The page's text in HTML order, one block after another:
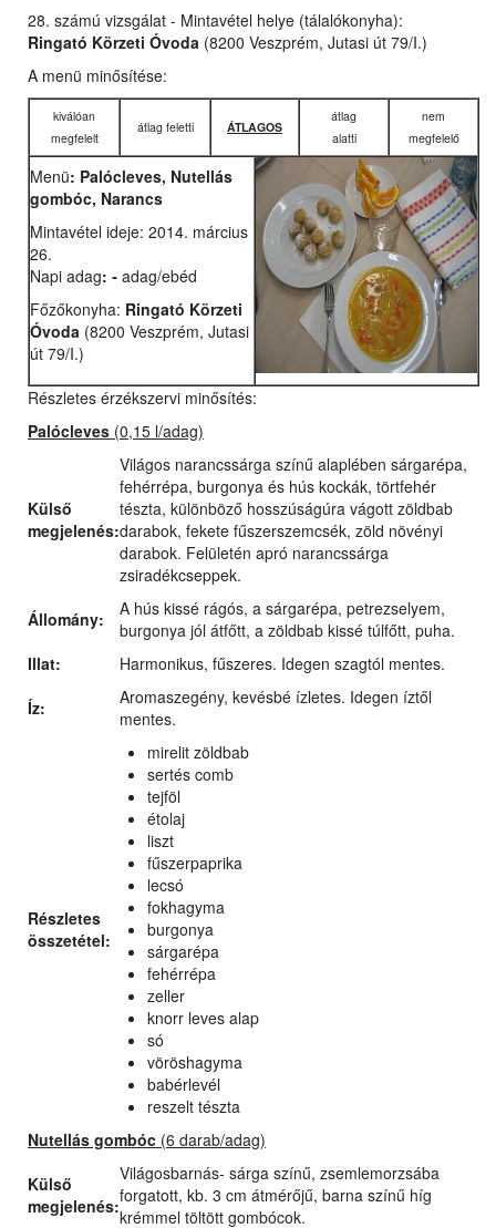
28. számú vizsgálat - Mintavétel helye (tálalókonyha):
Ringató Körzeti Óvoda (8200 Veszprém, Jutasi út 79/I.)
A menü minősítése:
kiválóan
megfelelt
átlag feletti ÁTLAGOS
átlag
alatti
nem
megfelelő
Menü: Palócleves, Nutellás
gombóc, Narancs
Mintavétel ideje: 2014. március
26.
Napi adag: - adag/ebéd
Főzőkonyha: Ringató Körzeti
Óvoda (8200 Veszprém, Jutasi
út 79/I.)
Részletes érzékszervi minősítés:
Palócleves (0,15 l/adag)
Külső
megjelenés:
Világos narancssárga színű alaplében sárgarépa,
fehérrépa, burgonya és hús kockák, törtfehér
tészta, különböző hosszúságúra vágott zöldbab
darabok, fekete fűszerszemcsék, zöld növényi
darabok. Felületén apró narancssárga
zsiradékcseppek.
Állomány:
A hús kissé rágós, a sárgarépa, petrezselyem,
burgonya jól átfőtt, a zöldbab kissé túlfőtt, puha.
Illat:
Harmonikus, fűszeres. Idegen szagtól mentes.
Íz:
Aromaszegény, kevésbé ízletes. Idegen íztől
mentes.
Részletes
összetétel:
mirelit zöldbab
sertés comb
tejföl
étolaj
liszt
fűszerpaprika
lecsó
fokhagyma
burgonya
sárgarépa
fehérrépa
zeller
knorr leves alap
só
vöröshagyma
babérlevél
reszelt tészta
Nutellás gombóc (6 darab/adag)
Külső
megjelenés:
Világosbarnás- sárga színű, zsemlemorzsába
forgatott, kb. 3 cm átmérőjű, barna színű híg
krémmel töltött gombócok.